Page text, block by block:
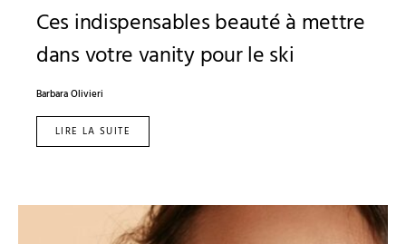
Ces indispensables beauté à mettre
dans votre vanity pour le ski
Barbara Olivieri
LIRE LA SUITE